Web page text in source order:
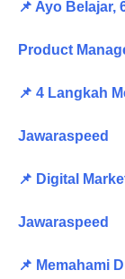
📌 Ayo Belajar,
Product
📌 4 Langkah
Jawaraspeed
📌 Digital
Jawaraspeed
📌 Memahami